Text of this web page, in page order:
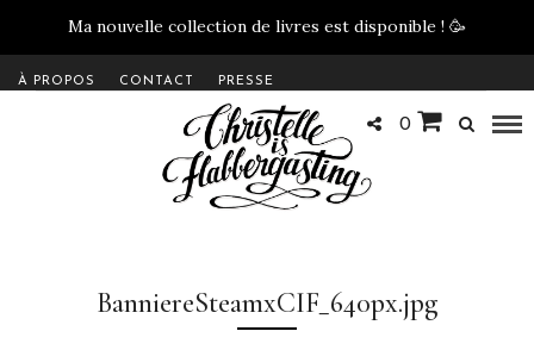
Ma nouvelle collection de livres est disponible ! 🥳
À PROPOS CONTACT PRESSE
0
BanniereSteamxCIF_640px.jpg